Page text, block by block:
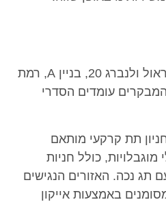
המשרד ממוקם בכתובת ראול ולנברג 20, בניין A, רמת
הסדרי
מותאם
כולל חניות
האזורים הנגישים
אייקון